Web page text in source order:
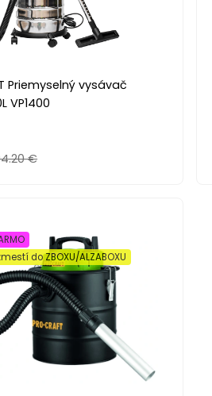
Priemyselný vysávač
VP1400
€
do ZBOXU/ALZABOXU